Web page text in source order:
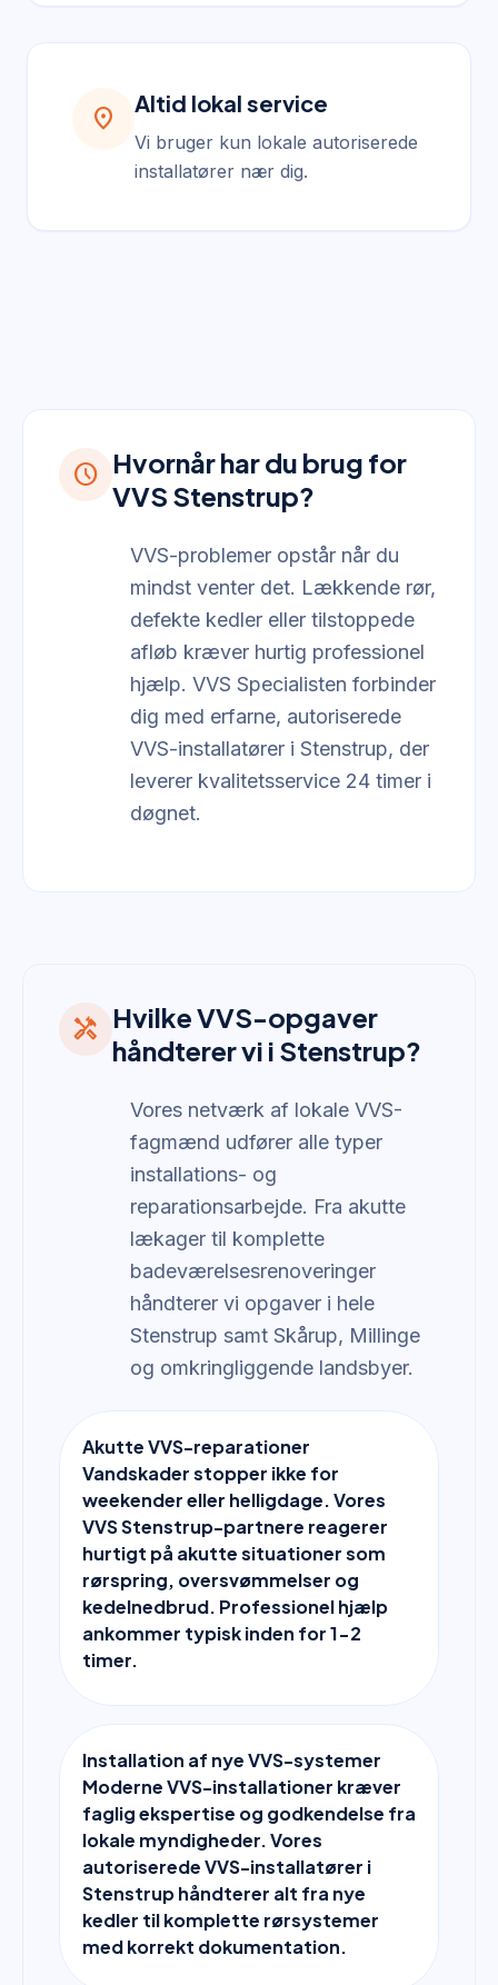
location_on
Altid lokal service
Vi bruger kun lokale autoriserede
installatører nær dig.
schedule Hvornår har du brug for
VVS Stenstrup?
VVS-problemer opstår når du
mindst venter det. Lækkende rør,
defekte kedler eller tilstoppede
afløb kræver hurtig professionel
hjælp. VVS Specialisten forbinder
dig med erfarne, autoriserede
VVS-installatører i Stenstrup, der
leverer kvalitetsservice 24 timer i
døgnet.
handyman Hvilke VVS-opgaver
håndterer vi i Stenstrup?
Vores netværk af lokale VVS-
fagmænd udfører alle typer
installations- og
reparationsarbejde. Fra akutte
lækager til komplette
badeværelsesrenoveringer
håndterer vi opgaver i hele
Stenstrup samt Skårup, Millinge
og omkringliggende landsbyer.
Akutte VVS-reparationer
Vandskader stopper ikke for
weekender eller helligdage. Vores
VVS Stenstrup-partnere reagerer
hurtigt på akutte situationer som
rørspring, oversvømmelser og
kedelnedbrud. Professionel hjælp
ankommer typisk inden for 1-2
timer.
Installation af nye VVS-systemer
Moderne VVS-installationer kræver
faglig ekspertise og godkendelse fra
lokale myndigheder. Vores
autoriserede VVS-installatører i
Stenstrup håndterer alt fra nye
kedler til komplette rørsystemer
med korrekt dokumentation.